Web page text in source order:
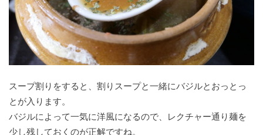
スープ割りをすると、割りスープと一緒にバジルとおっとっ
とが入ります。
バジルによって一気に洋風になるので、レクチャー通り麺を
少し残しておくのが正解ですね。